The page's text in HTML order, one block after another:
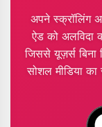
अपने स्क्रॉलिंग
ऐड को अलविदा
जिससे यूज़र्स
सोशल मीडिया